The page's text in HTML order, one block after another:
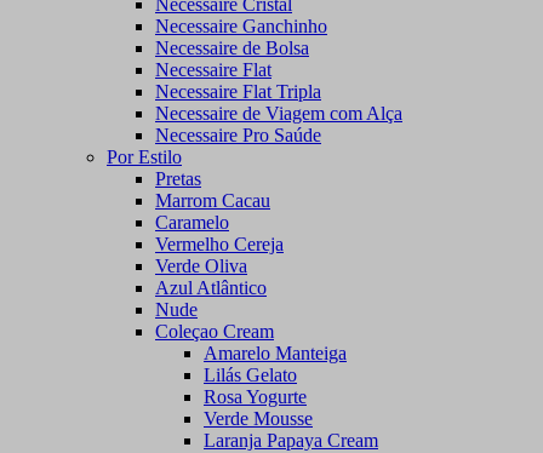
Necessaire Cristal
Necessaire Ganchinho
Necessaire de Bolsa
Necessaire Flat
Necessaire Flat Tripla
Necessaire de Viagem com Alça
Necessaire Pro Saúde
Por Estilo
Pretas
Marrom Cacau
Caramelo
Vermelho Cereja
Verde Oliva
Azul Atlântico
Nude
Coleçao Cream
Amarelo Manteiga
Lilás Gelato
Rosa Yogurte
Verde Mousse
Laranja Papaya Cream